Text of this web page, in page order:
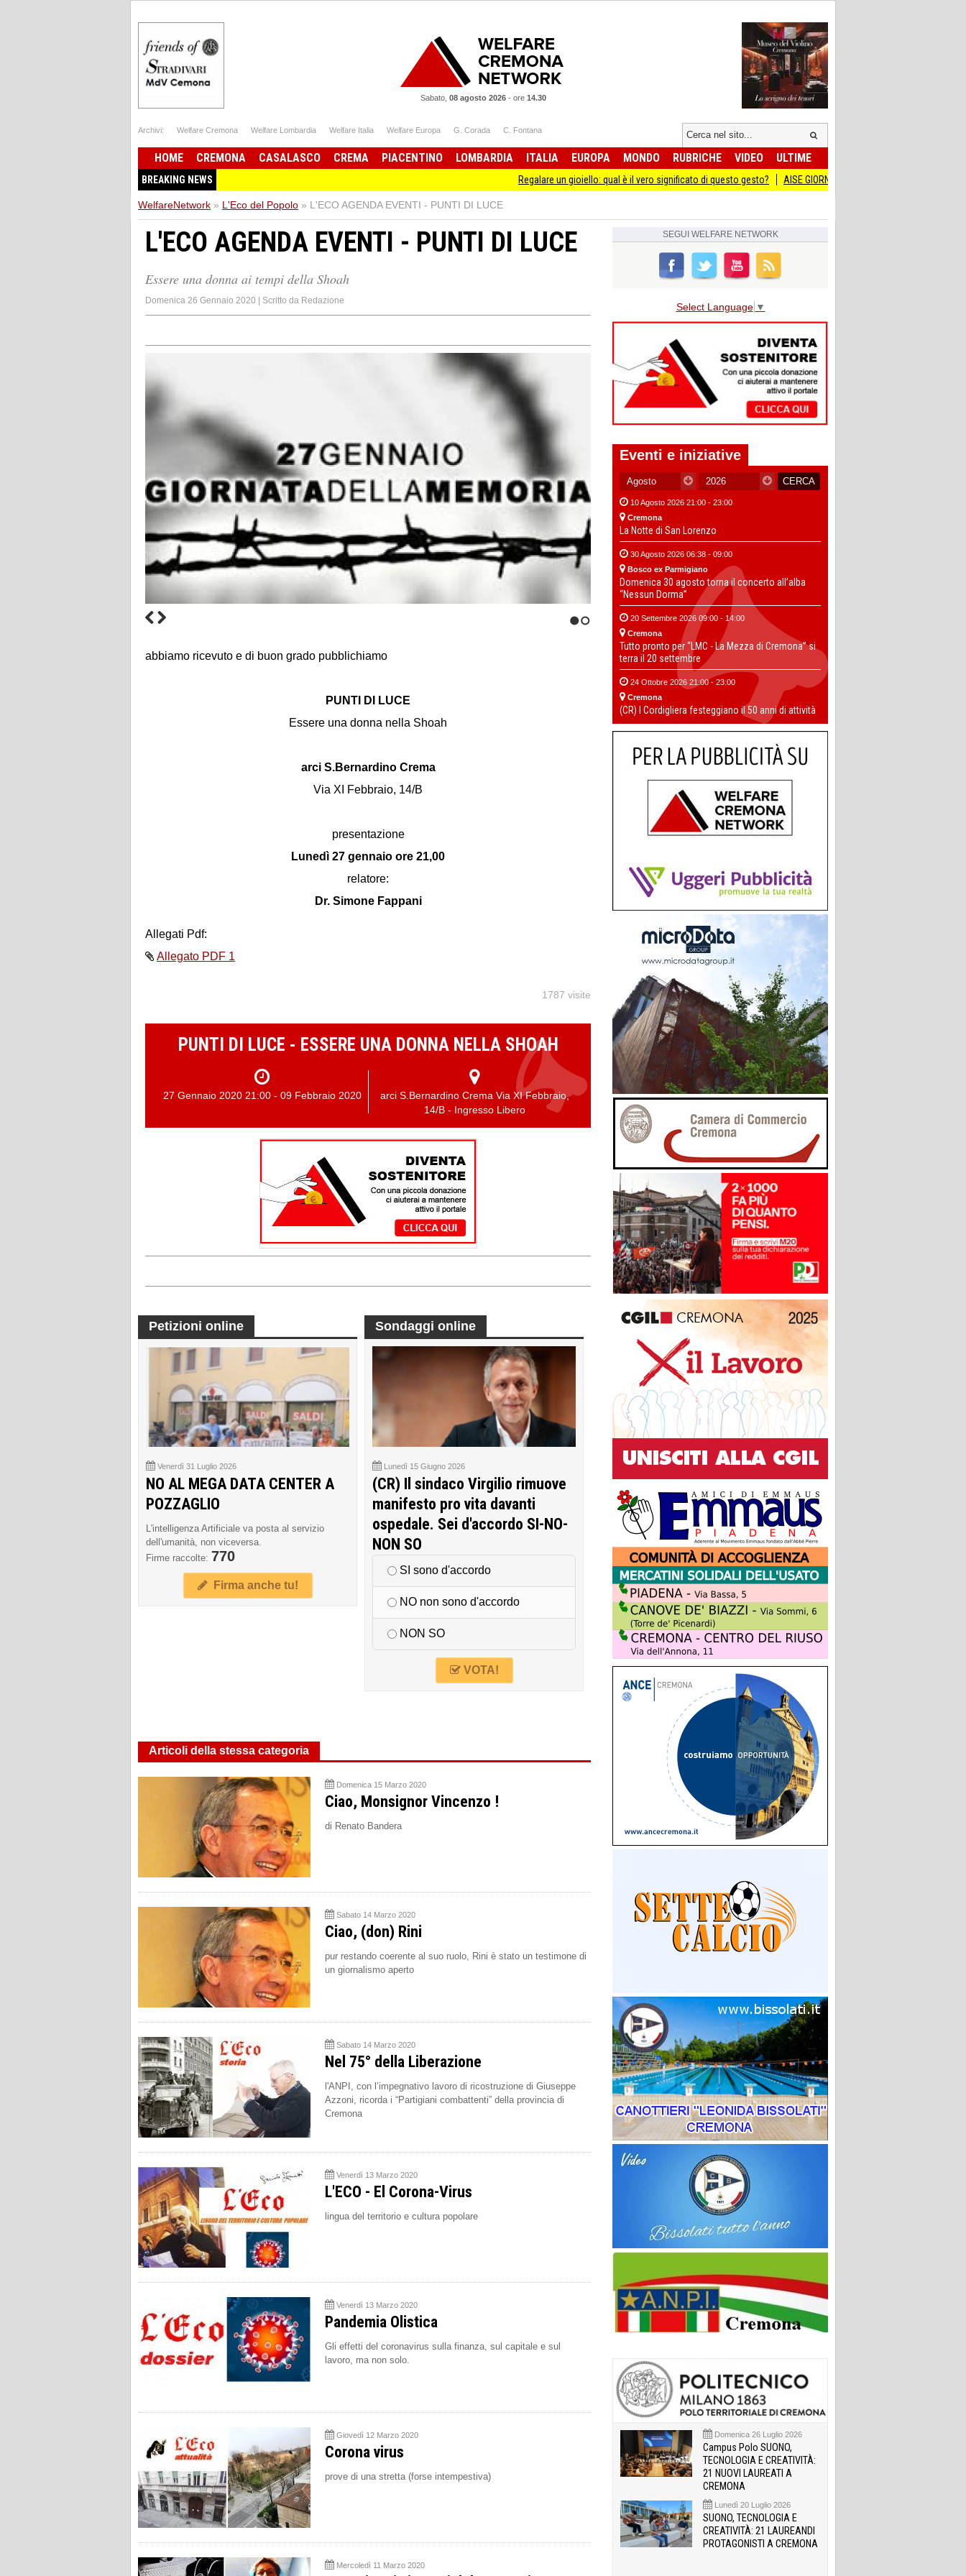
Sabato, 08 agosto 2026- ore 14.30
Archivi: Welfare Cremona Welfare Lombardia Welfare Italia Welfare Europa G. Corada C. Fontana
HOME CREMONA CASALASCO CREMA PIACENTINO LOMBARDIA ITALIA EUROPA MONDO RUBRICHE VIDEO ULTIME
BREAKING NEWS Regalare un gioiello: qual è il vero significato di questo gesto? AISE GIORNATA DEL SACRIFICIO DEL LAVORO ITALIANO
WelfareNetwork » L'Eco del Popolo » L'ECO AGENDA EVENTI - PUNTI DI LUCE
L'ECO AGENDA EVENTI - PUNTI DI LUCE
Essere una donna ai tempi della Shoah
Domenica 26 Gennaio 2020 | Scritto da Redazione
abbiamo ricevuto e di buon grado pubblichiamo
PUNTI DI LUCE
Essere una donna nella Shoah
arci S.Bernardino Crema
Via XI Febbraio, 14/B
presentazione
Lunedì 27 gennaio ore 21,00
relatore:
Dr. Simone Fappani
Allegati Pdf:
Allegato PDF 1
1787 visite
PUNTI DI LUCE - ESSERE UNA DONNA NELLA SHOAH
27 Gennaio 2020 21:00 - 09 Febbraio 2020
arci S.Bernardino Crema Via XI Febbraio,
14/B - Ingresso Libero
Petizioni online
Venerdì 31 Luglio 2026
NO AL MEGA DATA CENTER A
POZZAGLIO
L'intelligenza Artificiale va posta al servizio
dell'umanità, non viceversa.
Firme raccolte: 770
Firma anche tu!
Sondaggi online
Lunedì 15 Giugno 2026
(CR) Il sindaco Virgilio rimuove
manifesto pro vita davanti
ospedale. Sei d'accordo SI-NO-
NON SO
SI sono d'accordo
NO non sono d'accordo
NON SO
VOTA!
Articoli della stessa categoria
Domenica 15 Marzo 2020
Ciao, Monsignor Vincenzo !
di Renato Bandera
Sabato 14 Marzo 2020
Ciao, (don) Rini
pur restando coerente al suo ruolo, Rini è stato un testimone di
un giornalismo aperto
Sabato 14 Marzo 2020
Nel 75° della Liberazione
l'ANPI, con l’impegnativo lavoro di ricostruzione di Giuseppe
Azzoni, ricorda i “Partigiani combattenti” della provincia di
Cremona
Venerdì 13 Marzo 2020
L'ECO - El Corona-Virus
lingua del territorio e cultura popolare
Venerdì 13 Marzo 2020
Pandemia Olistica
Gli effetti del coronavirus sulla finanza, sul capitale e sul
lavoro, ma non solo.
Giovedì 12 Marzo 2020
Corona virus
prove di una stretta (forse intempestiva)
Mercoledì 11 Marzo 2020
SEGUI WELFARE NETWORK
Select Language ▼
Eventi e iniziative
10 Agosto 2026 21:00 - 23:00
Cremona
La Notte di San Lorenzo
30 Agosto 2026 06:38 - 09:00
Bosco ex Parmigiano
Domenica 30 agosto torna il concerto all’alba
“Nessun Dorma”
20 Settembre 2026 09:00 - 14:00
Cremona
Tutto pronto per “LMC - La Mezza di Cremona” si
terra il 20 settembre
24 Ottobre 2026 21:00 - 23:00
Cremona
(CR) I Cordigliera festeggiano il 50 anni di attività
Domenica 26 Luglio 2026
Campus Polo SUONO,
TECNOLOGIA E CREATIVITÀ:
21 NUOVI LAUREATI A
CREMONA
Lunedì 20 Luglio 2026
SUONO, TECNOLOGIA E
CREATIVITÀ: 21 LAUREANDI
PROTAGONISTI A CREMONA